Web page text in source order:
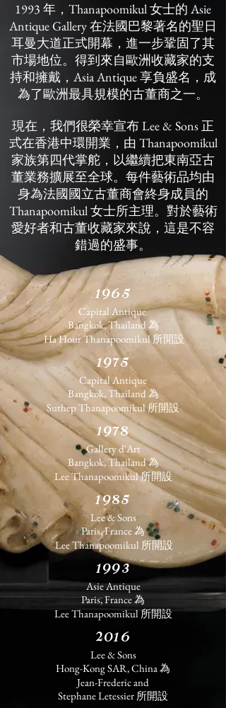
1965
Capital Antique
Bangkok, Thailand 為
Ha Hour Thanapoomikul 所開設
1975
Capital Antique
Bangkok, Thailand 為
Suthep Thanapoomikul 所開設
1978
Gallery d'Art
Bangkok, Thailand 為
Lee Thanapoomikul 所開設
1993
Asie Antique
Paris, France 為
Lee Thanapoomikul 所開設
1985
Lee & Sons
Paris, France 為
Lee Thanapoomikul 所開設
2016
Lee & Sons
Hong-Kong SAR, China 為
Jean-Frederic and
Stephane Letessier 所開設
1993 年，Thanapoomikul 女士的 Asie
Antique Gallery 在法國巴黎著名的聖日
耳曼大道正式開幕，進一步鞏固了其
市場地位。得到來自歐洲收藏家的支
持和擁戴，Asia Antique 享負盛名，成
為了歐洲最具規模的古董商之一。
現在，我們很榮幸宣布 Lee & Sons 正
式在香港中環開業，由 Thanapoomikul
家族第四代掌舵，以繼續把東南亞古
董業務擴展至全球。每件藝術品均由
身為法國國立古董商會終身成員的
Thanapoomikul 女士所主理。對於藝術
愛好者和古董收藏家來說，這是不容
錯過的盛事。